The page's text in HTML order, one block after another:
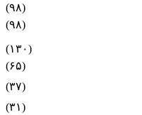
(۹۸)
(۹۸)
(۱۳۰)
(۶۵)
(۳۷)
(۳۱)